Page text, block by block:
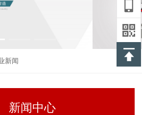
新闻
新闻中心